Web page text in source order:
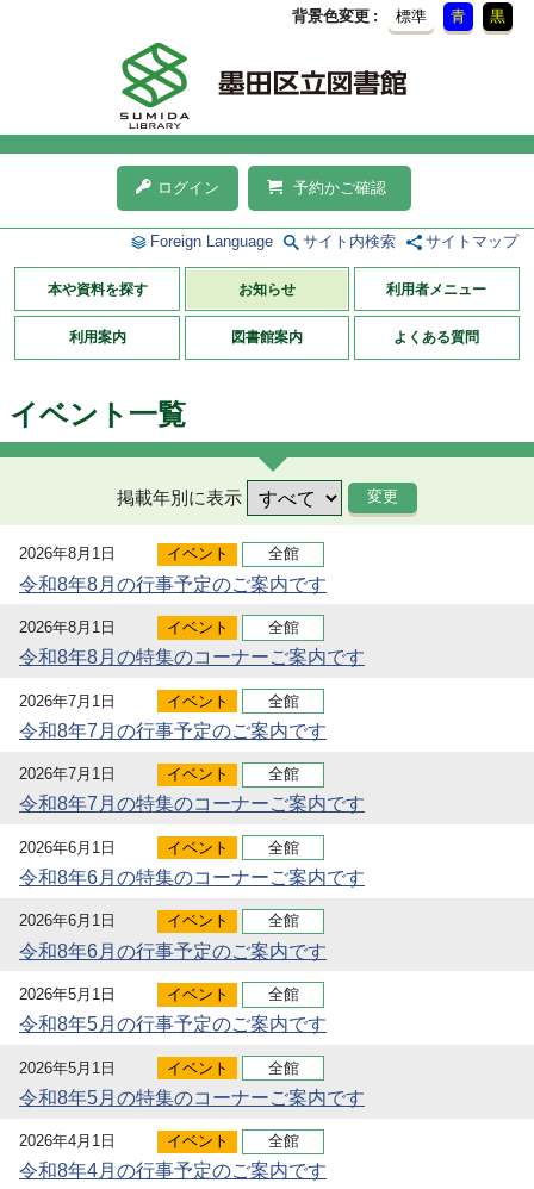
背景色変更 標準 青 黒
ログイン 予約かご確認
Foreign Language サイト内検索 サイトマップ
本や資料を探す お知らせ 利用者メニュー
利用案内 図書館案内 よくある質問
イベント一覧
掲載年別に表示
2026年8月1日 イベント 全館
令和8年8月の行事予定のご案内です
2026年8月1日 イベント 全館
令和8年8月の特集のコーナーご案内です
2026年7月1日 イベント 全館
令和8年7月の行事予定のご案内です
2026年7月1日 イベント 全館
令和8年7月の特集のコーナーご案内です
2026年6月1日 イベント 全館
令和8年6月の特集のコーナーご案内です
2026年6月1日 イベント 全館
令和8年6月の行事予定のご案内です
2026年5月1日 イベント 全館
令和8年5月の行事予定のご案内です
2026年5月1日 イベント 全館
令和8年5月の特集のコーナーご案内です
2026年4月1日 イベント 全館
令和8年4月の行事予定のご案内です